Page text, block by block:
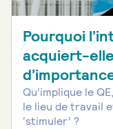
Pourquoi
acquiert-
Qu’implique le
le lieu de travail
‘stimuler’ ?